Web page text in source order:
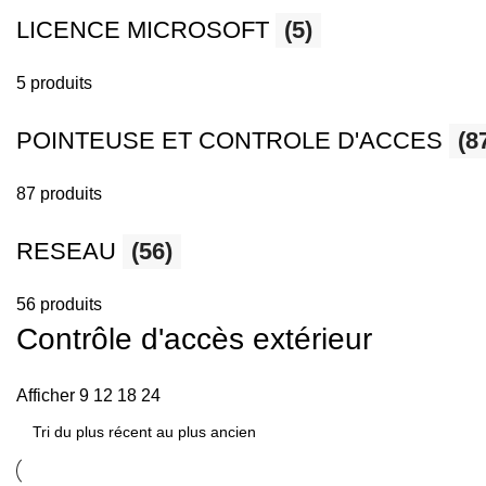
LICENCE MICROSOFT (5)
5 produits
POINTEUSE ET CONTROLE D'ACCES
87 produits
RESEAU (56)
56 produits
Contrôle d'accès extérieur
Afficher 9 12 18 24